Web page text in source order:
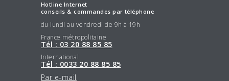
Hotline Internet
conseils & commandes par téléphone
du lundi au vendredi de 9h à 19h
France métropolitaine
Tél : 03 20 88 85 85
International
Tél : 0033 20 88 85 85
Par e-mail